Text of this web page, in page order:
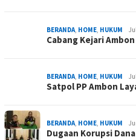
BERANDA, HOME, HUKUM
Cabang Kejari
BERANDA, HOME, HUKUM
Satpol PP Ambon
BERANDA, HOME, HUKUM
Dugaan Korupsi